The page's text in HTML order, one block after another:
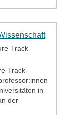
Track-
Track-
in
der